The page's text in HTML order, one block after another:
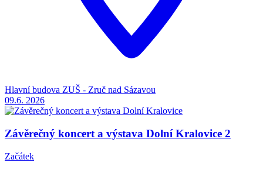
Hlavní budova ZUŠ - Zruč nad Sázavou
09.6. 2026
Závěrečný koncert a výstava Dolní Kralovice 2
Začátek